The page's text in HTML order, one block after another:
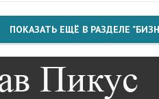
ПОКАЗАТЬ ЕЩЁ В РАЗДЕЛЕ